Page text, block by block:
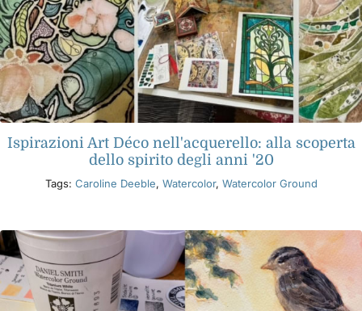
Ispirazioni Art Déco nell'acquerello: alla scoperta
dello spirito degli anni '20
Tags: Caroline Deeble, Watercolor, Watercolor Ground